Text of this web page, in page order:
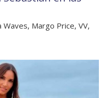
Waves, Margo Price, VV,